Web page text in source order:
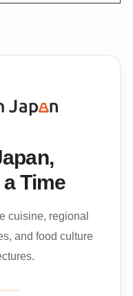
Time
cuisine, regional
and food culture